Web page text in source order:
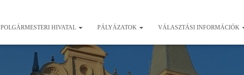
POLGÁRMESTERI HIVATAL PÁLYÁZATOK VÁLASZTÁSI INFORMÁCIÓK